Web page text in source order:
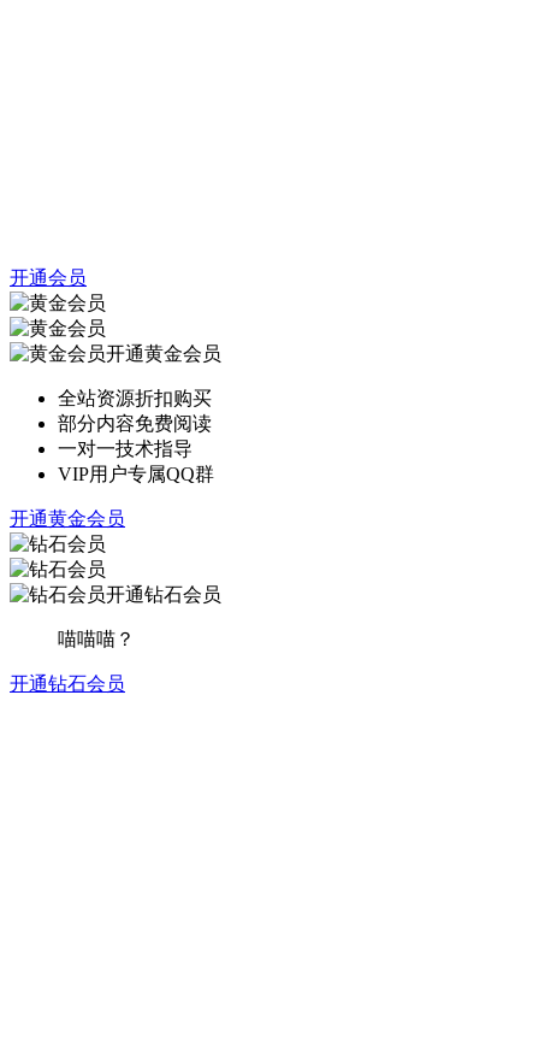
开通会员
开通黄金会员
全站资源折扣购买
部分内容免费阅读
一对一技术指导
VIP用户专属QQ群
开通黄金会员
开通钻石会员
喵喵喵？
开通钻石会员